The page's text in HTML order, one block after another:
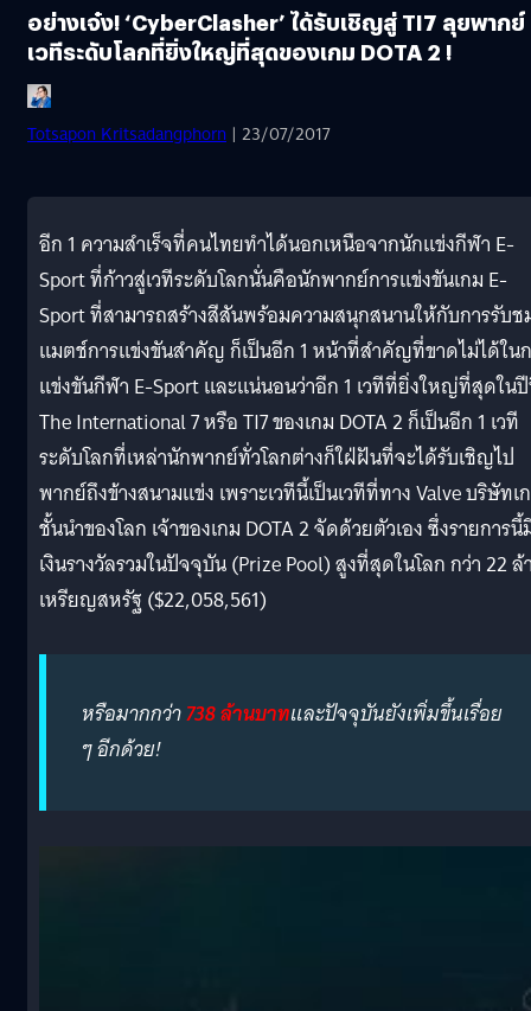
อย่างเจ๋ง! ‘CyberClasher’ ได้รับเชิญสู่ TI7 ลุยพากย์
เวทีระดับโลกที่ยิ่งใหญ่ที่สุดของเกม DOTA 2 !
Totsapon Kritsadangphorn | 23/07/2017
อีก 1 ความสำเร็จที่คนไทยทำได้นอกเหนือจากนักแข่งกีฬา E-
Sport ที่ก้าวสู่เวทีระดับโลกนั่นคือนักพากย์การแข่งขันเกม E-
Sport ที่สามารถสร้างสีสันพร้อมความสนุกสนานให้กับการรับช
แมตช์การแข่งขันสำคัญ ก็เป็นอีก 1 หน้าที่สำคัญที่ขาดไม่ได้ใน
แข่งขันกีฬา E-Sport และแน่นอนว่าอีก 1 เวทีที่ยิ่งใหญ่ที่สุดใน
The International 7 หรือ TI7 ของเกม DOTA 2 ก็เป็นอีก 1 เวที
ระดับโลกที่เหล่านักพากย์ทั่วโลกต่างก็ใฝ่ฝันที่จะได้รับเชิญไป
พากย์ถึงข้างสนามแข่ง เพราะเวทีนี้เป็นเวทีที่ทาง Valve บริษัทเ
ชั้นนำของโลก เจ้าของเกม DOTA 2 จัดด้วยตัวเอง ซึ่งรายการนี้
เงินรางวัลรวมในปัจจุบัน (Prize Pool) สูงที่สุดในโลก กว่า 22 ล้
เหรียญสหรัฐ ($22,058,561)
หรือมากกว่า738 ล้านบาทและปัจจุบันยังเพิ่มขึ้นเรื่อย
ๆ อีกด้วย!